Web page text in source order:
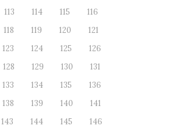
113 114 115
116
118 119 120
121
123 124 125
126
128 129 130
131
133 134 135
136
138 139 140
141
143 144 145
146